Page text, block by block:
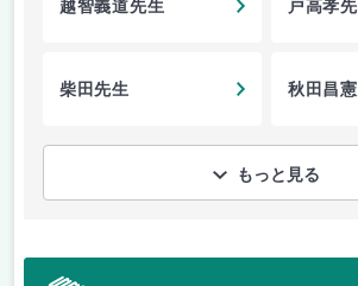
越智義道先生 戸高孝
柴田先生 秋田昌
もっと見る